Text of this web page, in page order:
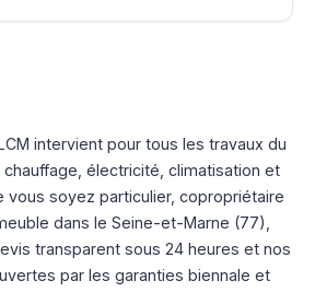
intervient pour tous les travaux du
électricité, climatisation et
vous soyez particulier, copropriétaire
dans le Seine-et-Marne (77),
transparent sous 24 heures et nos
par les garanties biennale et